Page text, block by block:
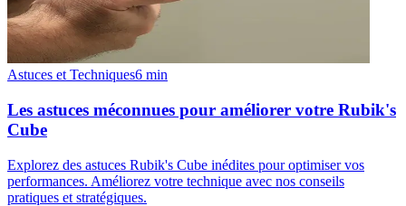
Astuces et Techniques6 min
Les astuces méconnues pour améliorer votre Rubik's
Cube
Explorez des astuces Rubik's Cube inédites pour optimiser vos
performances. Améliorez votre technique avec nos conseils
pratiques et stratégiques.